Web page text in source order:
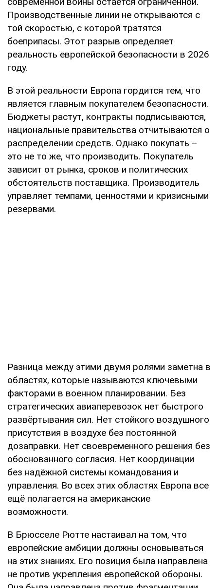
Производственные линии не открываются с
той скоростью, с которой тратятся
боеприпасы. Этот разрыв определяет
реальность европейской безопасности в 2026
году.
В этой реальности Европа гордится тем, что
является главным покупателем безопасности.
Бюджеты растут, контракты подписываются,
национальные правительства отчитываются о
распределении средств. Однако покупать –
это не то же, что производить. Покупатель
зависит от рынка, сроков и политических
обстоятельств поставщика. Производитель
управляет темпами, ценностями и кризисными
резервами.
Разница между этими двумя ролями заметна в
областях, которые называются ключевыми
факторами в военном планировании. Без
стратегических авиаперевозок нет быстрого
развёртывания сил. Нет стойкого воздушного
присутствия в воздухе без постоянной
дозаправки. Нет своевременного решения без
обоснованного согласия. Нет координации
без надёжной системы командования и
управления. Во всех этих областях Европа все
ещё полагается на американские
возможности.
В Брюсселе Рютте настаивал на том, что
европейские амбиции должны основываться
на этих знаниях. Его позиция была направлена ​​
не против укрепления европейской обороны.